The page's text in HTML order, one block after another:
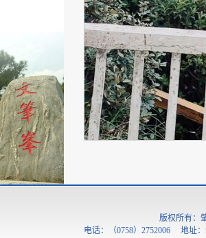
版权所有：
电话：（0758）2752006 地址